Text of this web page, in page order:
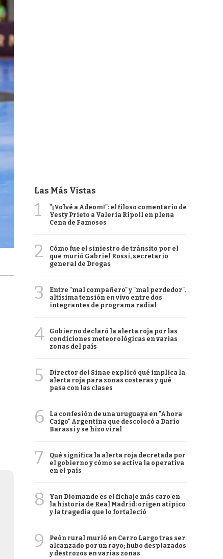
Las Más Vistas
1
"¡Volvé a Adeom!": el filoso comentario de
Yesty Prieto a Valeria Ripoll en plena
Cena de Famosos
2
Cómo fue el siniestro de tránsito por el
que murió Gabriel Rossi, secretario
general de Drogas
3
Entre "mal compañero" y "mal perdedor",
altísima tensión en vivo entre dos
integrantes de programa radial
4
Gobierno declaró la alerta roja por las
condiciones meteorológicas en varias
zonas del país
5
Director del Sinae explicó qué implica la
alerta roja para zonas costeras y qué
pasa con las clases
6
La confesión de una uruguaya en "Ahora
Caigo" Argentina que descolocó a Darío
Barassi y se hizo viral
7
Qué significa la alerta roja decretada por
el gobierno y cómo se activa la operativa
en el país
8
Yan Diomande es el fichaje más caro en
la historia de Real Madrid: origen atípico
y la tragedia que lo fortaleció
9
Peón rural murió en Cerro Largo tras ser
alcanzado por un rayo; hubo desplazados
y destrozos en varias zonas